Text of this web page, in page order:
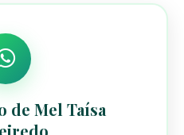
de Mel Taísa